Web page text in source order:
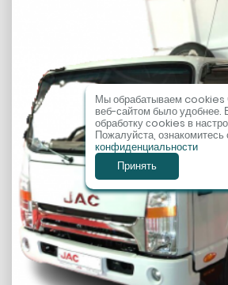
Мы обрабатываем cookies
веб-сайтом было удобнее.
обработку сookies в
Пожалуйста, ознакомитесь
конфиденциальности
Принять